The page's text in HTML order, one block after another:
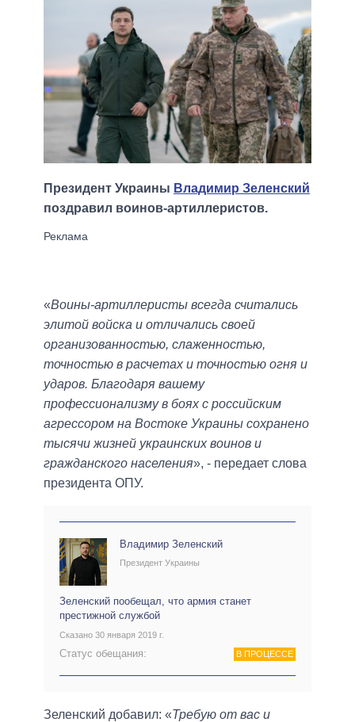
Президент Украины Владимир Зеленский
поздравил воинов-артиллеристов.
«Воины-артиллеристы всегда считались
элитой войска и отличались своей
организованностью, слаженностью,
точностью в расчетах и ​​точностью огня и
ударов. Благодаря вашему
профессионализму в боях с российским
агрессором на Востоке Украины сохранено
тысячи жизней украинских воинов и
гражданского населения», - передает слова
президента ОПУ.
Владимир Зеленский
Президент Украины
Зеленский пообещал, что армия станет
престижной службой
Сказано 30 января 2019 г.
Статус обещания: В ПРОЦЕССЕ
Зеленский добавил: «Требую от вас и